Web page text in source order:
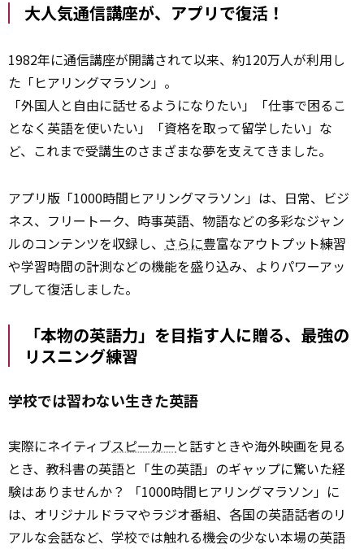
大人気通信講座が、アプリで復活！
1982年に通信講座が開講されて以来、約120万人が利用し
た「ヒアリングマラソン」。
「外国人と自由に話せるようになりたい」「仕事で困るこ
となく英語を使いたい」「資格を取って留学したい」な
ど、これまで受講生のさまざまな夢を支えてきました。
アプリ版「1000時間ヒアリングマラソン」は、日常、ビジ
ネス、フリートーク、時事英語、物語などの多彩なジャン
ルのコンテンツを収録し、 さらに豊富なアウトプット練習
や学習時間の計測などの機能を盛り込み、よりパワーアッ
プして復活しました。
「本物の英語力」を目指す人に贈る、最強の
リスニング練習
学校では習わない生きた英語
実際にネイティブスピーカー と話すときや海外映画を見る
とき、教科書の英語と「生の英語」のギャップに驚いた経
験はありませんか？ 「1000時間ヒアリングマラソン」に
は、オリジナルドラマやラジオ番組、各国の英語話者のリ
アルな会話など、学校では触れる機会の少ない本場の英語